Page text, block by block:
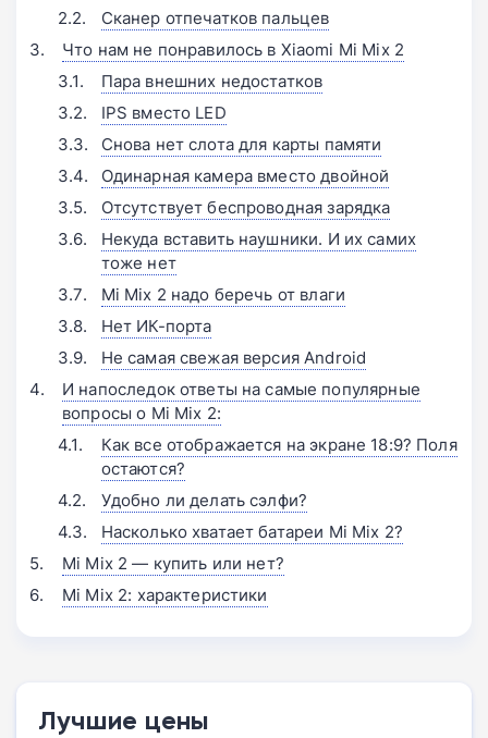
Cканер отпечатков пальцев
Что нам не понравилось в Xiaomi Mi Mix 2
Пара внешних недостатков
IPS вместо LED
Снова нет слота для карты памяти
Одинарная камера вместо двойной
Отсутствует беспроводная зарядка
Некуда вставить наушники. И их самих
тоже нет
Mi Mix 2 надо беречь от влаги
Нет ИК-порта
Не самая свежая версия Android
И напоследок ответы на самые популярные
вопросы о Mi Mix 2:
Как все отображается на экране 18:9? Поля
остаются?
Удобно ли делать сэлфи?
Насколько хватает батареи Mi Mix 2?
Mi Mix 2 — купить или нет?
Mi Mix 2: характеристики
Лучшие цены